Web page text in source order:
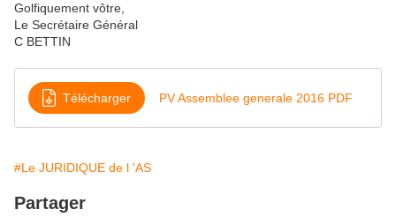
Golfiquement vôtre,
Le Secrétaire Général
C BETTIN
Télécharger PV Assemblee generale 2016 PDF
#Le JURIDIQUE de l 'AS
Partager